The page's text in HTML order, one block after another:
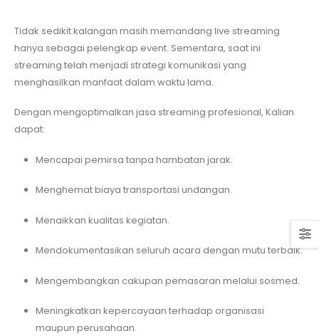
Tidak sedikit kalangan masih memandang live streaming
hanya sebagai pelengkap event. Sementara, saat ini
streaming telah menjadi strategi komunikasi yang
menghasilkan manfaat dalam waktu lama.
Dengan mengoptimalkan jasa streaming profesional, Kalian
dapat:
Mencapai pemirsa tanpa hambatan jarak.
Menghemat biaya transportasi undangan.
Menaikkan kualitas kegiatan.
Mendokumentasikan seluruh acara dengan mutu terbaik.
Mengembangkan cakupan pemasaran melalui sosmed.
Meningkatkan kepercayaan terhadap organisasi
maupun perusahaan.